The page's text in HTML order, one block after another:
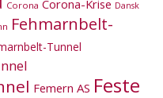
Corona Corona-Krise Dansk
Fehmarnbelt-
Tunnel
Femern AS Feste